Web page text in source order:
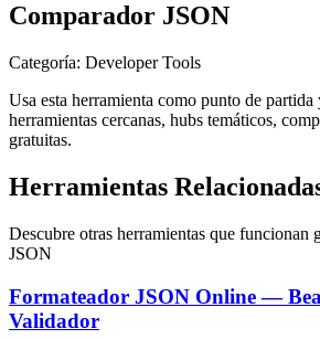
Comparador JSON
Categoría: Developer Tools
Usa esta herramienta como punto de partida
herramientas cercanas, hubs temáticos,
gratuitas.
Herramientas
Descubre otras herramientas que funcionan
JSON
Formateador JSON Online —
Validador